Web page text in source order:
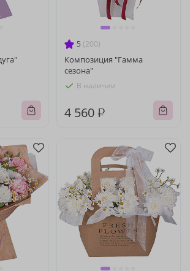
5 (200)
Композиция "Гамма
сезона"
В наличии
4 560 ₽